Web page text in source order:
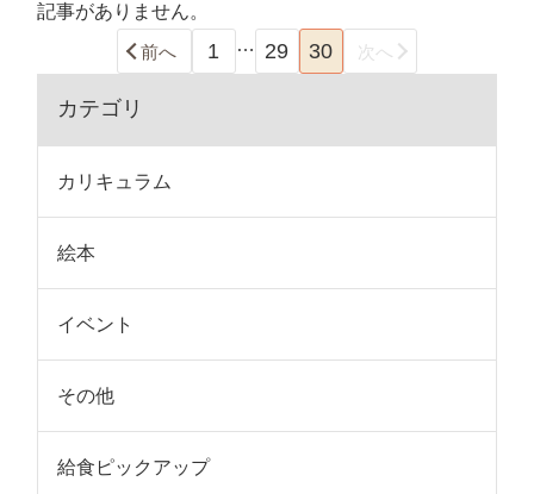
記事がありません。
前へ
1 … 29 30 次へ
カテゴリ
カリキュラム
絵本
イベント
その他
給食ピックアップ